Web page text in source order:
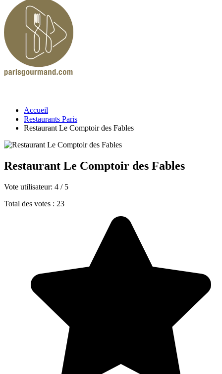
Accueil
Restaurants Paris
Restaurant Le Comptoir des Fables
Restaurant Le Comptoir des Fables
Vote utilisateur: 4 / 5
Total des votes : 23